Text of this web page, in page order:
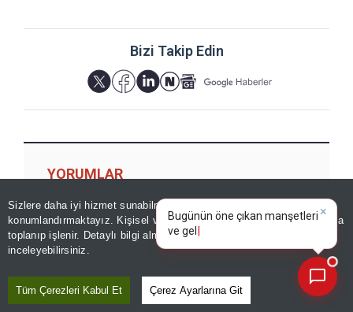
Sizlere daha iyi hizmet sunabilmek adına sitemizde
konumlandırmaktayız. Kişisel verileriniz, KVKK ve GDPR kapsamında
toplanıp işlenir. Detaylı bilgi almak içinAydınlatma Metnimizi
inceleyebilirsiniz.
Tüm Çerezleri Kabul Et Çerez Ayarlarına Git
Bizi Takip Edin
YORUMLAR
Yorum için giriş yapın
×
Bugünün öne çıkan manşetleri
ve gelişmeleri neler?